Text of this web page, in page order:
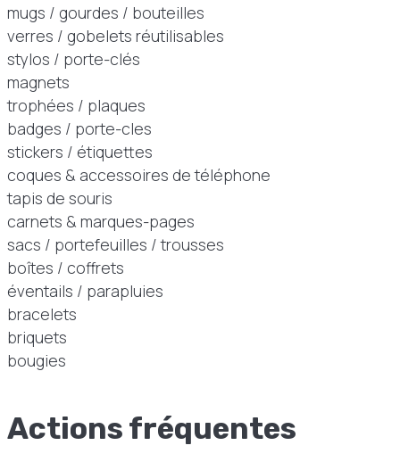
mugs / gourdes / bouteilles
verres / gobelets réutilisables
stylos / porte-clés
magnets
trophées / plaques
badges / porte-cles
stickers / étiquettes
coques & accessoires de téléphone
tapis de souris
carnets & marques-pages
sacs / portefeuilles / trousses
boîtes / coffrets
éventails / parapluies
bracelets
briquets
bougies
Actions fréquentes